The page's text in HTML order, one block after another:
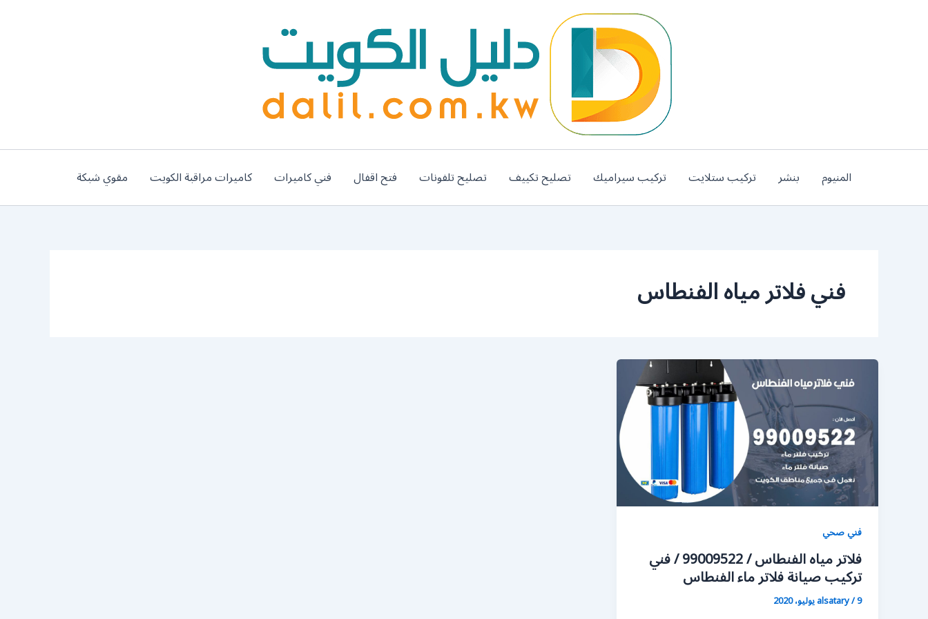
المنيوم بنشر تركيب ستلايت تركيب سيراميك تصليح تكييف تصليح تلفونات فتح اقفال فني كاميرات كاميرات مراقبة الكويت مقوي شبكة
فني فلاتر مياه الفنطاس
فني صحي
فلاتر مياه الفنطاس / 99009522 / فني
تركيب صيانة فلاتر ماء الفنطاس
alsatary/9 يوليو، 2020